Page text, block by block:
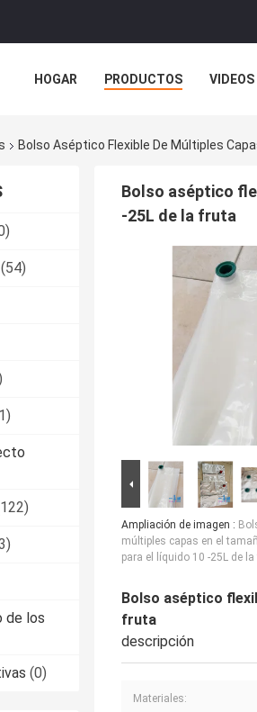
HOGAR PRODUCTOS VIDEOS
Bolso Aséptico Flexible De Múltiples
(54)
de los
(0)
Bolso aséptico
-25L de la fruta
Ampliación de imagen :
múltiples capas en el
para el líquido 10 -25L de
Bolso aséptico
fruta
descripción
Materiales: